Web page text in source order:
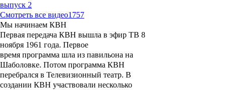
выпуск 2
Смотреть все видео1757
Мы начинаем КВН
Первая передача КВН вышла в эфир ТВ 8
ноября 1961 года. Первое
время программа шла из павильона на
Шаболовке. Потом программа КВН
перебрался в Телевизионный театр. В
создании КВН участвовали несколько